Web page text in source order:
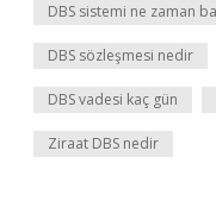
DBS sistemi ne zaman
DBS sözleşmesi nedir
DBS vadesi kaç gün
Ziraat DBS nedir